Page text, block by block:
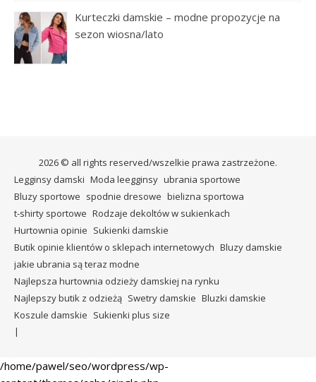
Kurteczki damskie – modne propozycje na
sezon wiosna/lato
2026 © all rights reserved/wszelkie prawa zastrzeżone.
Legginsy damski Moda leegginsy ubrania sportowe
Bluzy sportowe spodnie dresowe bielizna sportowa
t-shirty sportowe Rodzaje dekoltów w sukienkach
Hurtownia opinie Sukienki damskie
Butik opinie klientów o sklepach internetowych Bluzy damskie
jakie ubrania są teraz modne
Najlepsza hurtownia odzieży damskiej na rynku
Najlepszy butik z odzieżą Swetry damskie Bluzki damskie
Koszule damskie Sukienki plus size
/home/pawel/seo/wordpress/wp-